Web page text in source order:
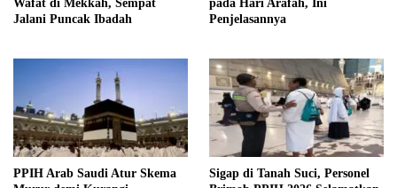
Wafat di Mekkah, Sempat
Jalani Puncak Ibadah
pada Hari Arafah, Ini
Penjelasannya
PPIH Arab Saudi Atur Skema
Sigap di Tanah Suci, Personel